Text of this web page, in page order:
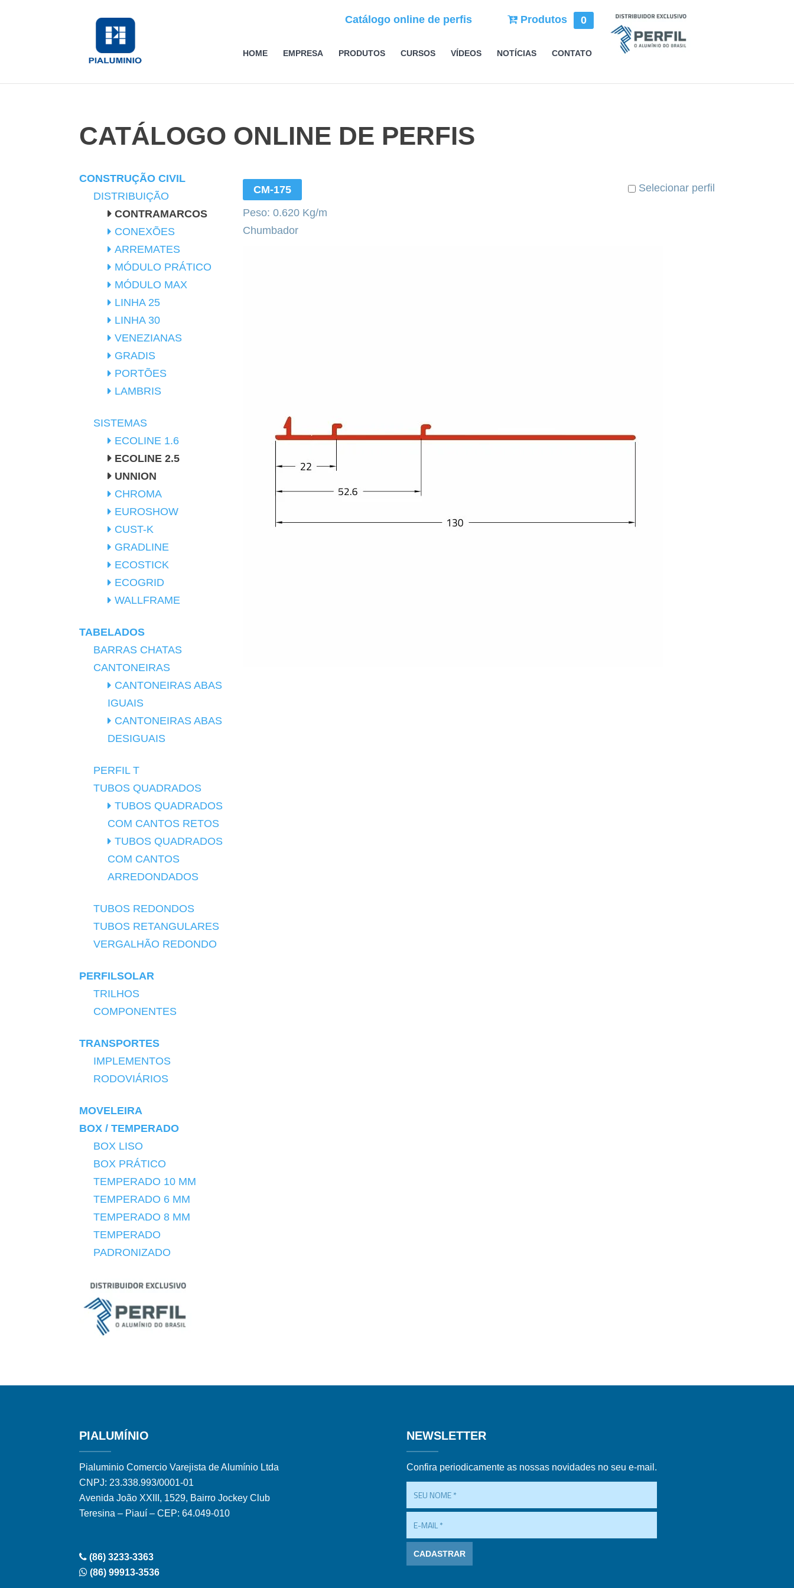
Catálogo online de perfis Produtos 0
HOME EMPRESA PRODUTOS CURSOS VÍDEOS NOTÍCIAS CONTATO
CATÁLOGO ONLINE DE PERFIS
CM-175 Selecionar perfil
Peso: 0.620 Kg/m
Chumbador
CONSTRUÇÃO CIVIL
DISTRIBUIÇÃO
CONTRAMARCOS
CONEXÕES
ARREMATES
MÓDULO PRÁTICO
MÓDULO MAX
LINHA 25
LINHA 30
VENEZIANAS
GRADIS
PORTÕES
LAMBRIS
SISTEMAS
ECOLINE 1.6
ECOLINE 2.5
UNNION
CHROMA
EUROSHOW
CUST-K
GRADLINE
ECOSTICK
ECOGRID
WALLFRAME
TABELADOS
BARRAS CHATAS
CANTONEIRAS
CANTONEIRAS ABAS
IGUAIS
CANTONEIRAS ABAS
DESIGUAIS
PERFIL T
TUBOS QUADRADOS
TUBOS QUADRADOS
COM CANTOS RETOS
TUBOS QUADRADOS
COM CANTOS
ARREDONDADOS
TUBOS REDONDOS
TUBOS RETANGULARES
VERGALHÃO REDONDO
PERFILSOLAR
TRILHOS
COMPONENTES
TRANSPORTES
IMPLEMENTOS
RODOVIÁRIOS
MOVELEIRA
BOX / TEMPERADO
BOX LISO
BOX PRÁTICO
TEMPERADO 10 MM
TEMPERADO 6 MM
TEMPERADO 8 MM
TEMPERADO
PADRONIZADO
DIVERSOS
DIVISÓRIAS
PIALUMÍNIO
Pialuminio Comercio Varejista de Alumínio Ltda
CNPJ: 23.338.993/0001-01
Avenida João XXIII, 1529, Bairro Jockey Club
Teresina – Piauí – CEP: 64.049-010
(86) 3233-3363
(86) 99913-3536
NEWSLETTER
Confira periodicamente as nossas novidades no seu e-mail.